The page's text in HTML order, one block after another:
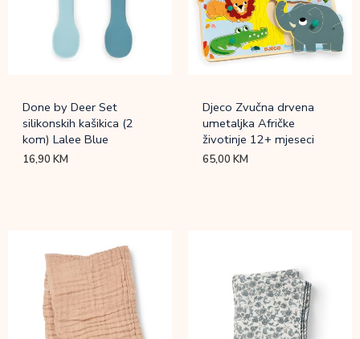
Done by Deer Set
silikonskih kašikica (2
kom) Lalee Blue
16,90KM
Djeco Zvučna drvena
umetaljka Afričke
životinje 12+ mjeseci
65,00KM